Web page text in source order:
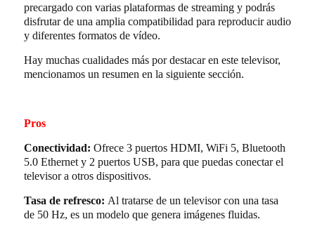
precargado con varias plataformas de streaming y podrás
disfrutar de una amplia compatibilidad para reproducir audio
y diferentes formatos de vídeo.
Hay muchas cualidades más por destacar en este televisor,
mencionamos un resumen en la siguiente sección.
Pros
Conectividad: Ofrece 3 puertos HDMI, WiFi 5, Bluetooth
5.0 Ethernet y 2 puertos USB, para que puedas conectar el
televisor a otros dispositivos.
Tasa de refresco: Al tratarse de un televisor con una tasa
de 50 Hz, es un modelo que genera imágenes fluidas.